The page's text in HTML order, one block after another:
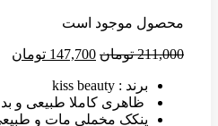
محصول موجود است
211,000 تومان 147,700 تومان
برند : kiss beauty
ظاهری کاملا طبیعی و
پنکک مخملی مات و